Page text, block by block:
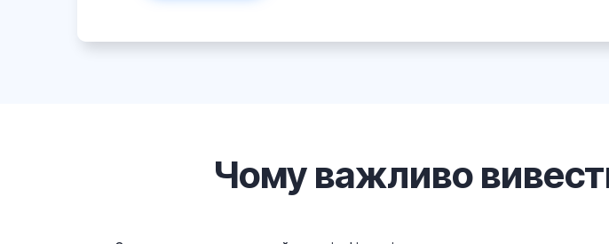
Чому важливо